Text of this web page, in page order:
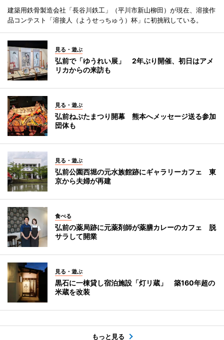
建築用鉄骨製造会社「長谷川鉄工」（平川市新山柳田）が現在、溶接作
品コンテスト「溶接人（ようせっちゅう）杯」に初挑戦している。
見る・遊ぶ
弘前で「ゆうれい展」 2年ぶり開催、初日はアメ
リカからの来訪も
見る・遊ぶ
弘前ねぷたまつり開幕 熊本へメッセージ送る参加
団体も
見る・遊ぶ
弘前公園西堀の元水族館跡にギャラリーカフェ 東
京から夫婦が再建
食べる
弘前の薬局跡に元薬剤師が薬膳カレーのカフェ 脱
サラして開業
見る・遊ぶ
黒石に一棟貸し宿泊施設「灯リ蔵」 築160年超の
米蔵を改装
もっと見る